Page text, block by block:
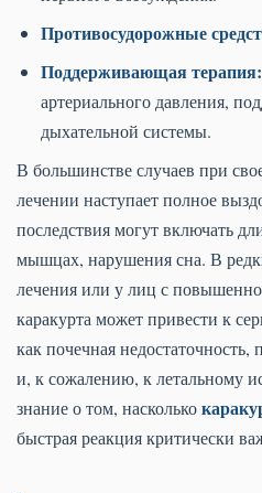
Противосудорожные
Поддерживающая терапия:
артериального давления,
дыхательной системы.
В большинстве случаев при
лечении наступает полное
последствия могут включать
мышцах, нарушения сна. В
лечения или у лиц с
каракурта может привести к
как почечная
и, к сожалению, к летальному
знание о том, насколько
быстрая реакция критически